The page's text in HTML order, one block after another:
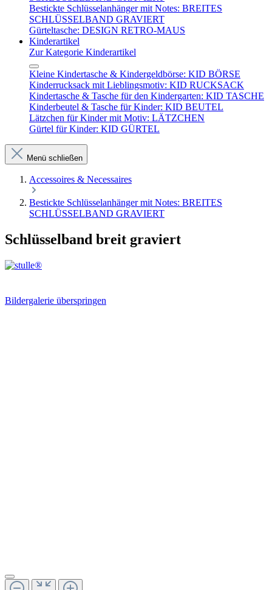
Bestickte Schlüsselanhänger mit Notes: BREITES
SCHLÜSSELBAND GRAVIERT
Gürteltasche: DESIGN RETRO-MAUS
Kinderartikel
Zur Kategorie Kinderartikel
Kleine Kindertasche & Kindergeldbörse: KID BÖRSE
Kinderrucksack mit Lieblingsmotiv: KID RUCKSACK
Kindertasche & Tasche für den Kindergarten: KID TASCHE
Kinderbeutel & Tasche für Kinder: KID BEUTEL
Lätzchen für Kinder mit Motiv: LÄTZCHEN
Gürtel für Kinder: KID GÜRTEL
Menü schließen
Accessoires & Necessaires
Bestickte Schlüsselanhänger mit Notes: BREITES
SCHLÜSSELBAND GRAVIERT
Schlüsselband breit graviert
Bildergalerie überspringen